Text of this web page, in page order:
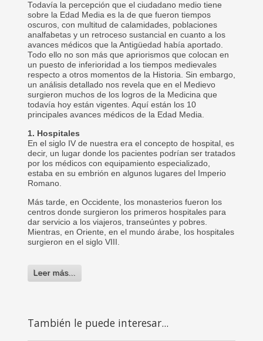
Todavía la percepción que el ciudadano medio tiene
sobre la Edad Media es la de que fueron tiempos
oscuros, con multitud de calamidades, poblaciones
analfabetas y un retroceso sustancial en cuanto a los
avances médicos que la Antigüedad había aportado.
Todo ello no son más que apriorismos que colocan en
un puesto de inferioridad a los tiempos medievales
respecto a otros momentos de la Historia. Sin embargo,
un análisis detallado nos revela que en el Medievo
surgieron muchos de los logros de la Medicina que
todavía hoy están vigentes. Aquí están los 10
principales avances médicos de la Edad Media.
1. Hospitales
En el siglo IV de nuestra era el concepto de hospital, es
decir, un lugar donde los pacientes podrían ser tratados
por los médicos con equipamiento especializado,
estaba en su embrión en algunos lugares del Imperio
Romano.
Más tarde, en Occidente, los monasterios fueron los
centros donde surgieron los primeros hospitales para
dar servicio a los viajeros, transeúntes y pobres.
Mientras, en Oriente, en el mundo árabe, los hospitales
surgieron en el siglo VIII.
Leer más...
También le puede interesar...